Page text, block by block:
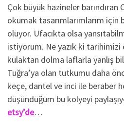
Çok büyük hazineler barındıran
okumak tasarımlarımlarım için
oluyor. Ufacıkta olsa
istiyorum. Ne yazık ki tarihimizi
kulaktan dolma laflarla yanlış
Tuğra’ya olan tutkumu daha
keçe, dantel ve inci ile beraber
düşündüğüm bu kolyeyi
etsy’de…